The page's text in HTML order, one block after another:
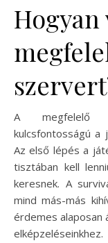
Hogyan
A megfelelő
kulcsfontosságú a
Az első lépés a
tisztában kell
keresnek. A
mind más-más
érdemes alaposan
elképzeléseinkhez.